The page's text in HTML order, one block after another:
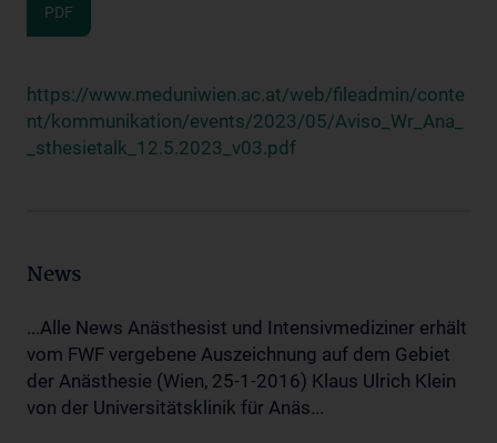
PDF
https://www.meduniwien.ac.at/web/fileadmin/conte
nt/kommunikation/events/2023/05/Aviso_Wr_Ana_
_sthesietalk_12.5.2023_v03.pdf
News
...Alle News Anästhesist und Intensivmediziner erhält
vom FWF vergebene Auszeichnung auf dem Gebiet
der Anästhesie (Wien, 25-1-2016) Klaus Ulrich Klein
von der Universitätsklinik für Anäs...